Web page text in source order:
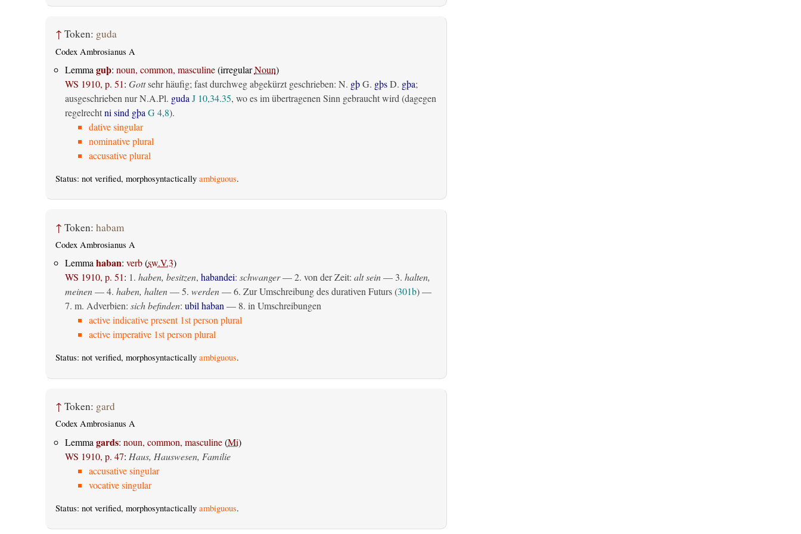
↑ Token: guda
Codex Ambrosianus A
Lemma guþ: noun, common, masculine(irregularNoun)
WS 1910, p. 51: Gottsehr häufig; fast durchweg abgekürzt geschrieben: N. gþG. gþsD. gþa;
ausgeschrieben nur N.A.Pl. guda J 10,34.35, wo es im übertragenen Sinn gebraucht wird (dagegen
regelrechtni sind gþa G 4,8).
dative singular
nominative plural
accusative plural
Status: not verified, morphosyntactically ambiguous.
↑ Token: habam
Codex Ambrosianus A
Lemmahaban: verb(sw.V.3)
WS 1910, p. 51: 1. haben, besitzen, habandei: schwanger— 2. von der Zeit: alt sein— 3. halten,
meinen— 4. haben, halten— 5. werden— 6. Zur Umschreibung des durativen Futurs (301b) —
7. m. Adverbien: sich befinden: ubil haban— 8. in Umschreibungen
active indicative present 1st person plural
active imperative 1st person plural
Status: not verified, morphosyntactically ambiguous.
↑ Token: gard
Codex Ambrosianus A
Lemma gards: noun, common, masculine(Mi)
WS 1910, p. 47: Haus, Hauswesen, Familie
accusative singular
vocative singular
Status: not verified, morphosyntactically ambiguous.